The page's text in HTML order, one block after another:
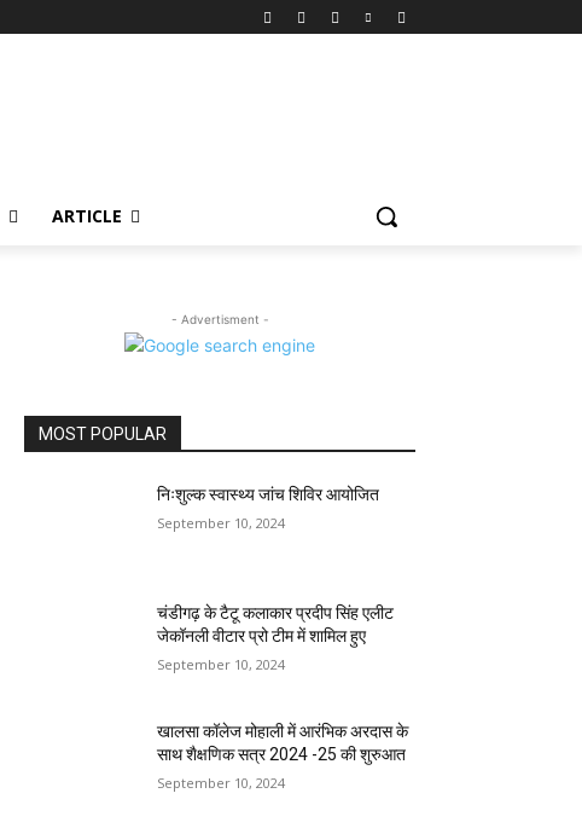
ARTICLE
- Advertisment -
MOST POPULAR
निःशुल्क स्वास्थ्य जांच शिविर आयोजित
September 10, 2024
चंडीगढ़ के टैटू कलाकार प्रदीप सिंह एलीट
जेकॉनली वीटार प्रो टीम में शामिल हुए
September 10, 2024
खालसा कॉलेज मोहाली में आरंभिक अरदास के
साथ शैक्षणिक सत्र 2024 -25 की शुरुआत
September 10, 2024